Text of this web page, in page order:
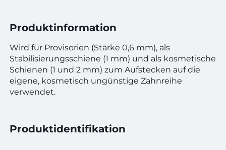
Produktinformation
Wird für Provisorien (Stärke 0,6 mm), als
Stabilisierungsschiene (1 mm) und als kosmetische
Schienen (1 und 2 mm) zum Aufstecken auf die
eigene, kosmetisch ungünstige Zahnreihe
verwendet.
Produktidentifikation